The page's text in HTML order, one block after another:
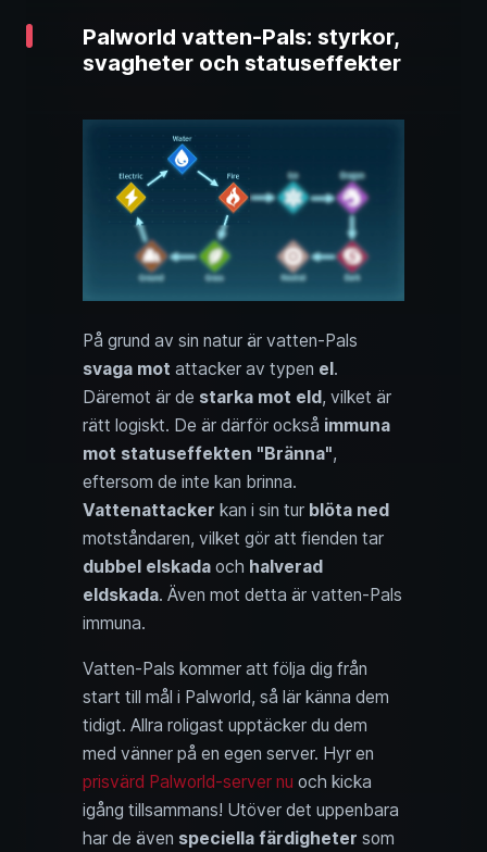
Palworld vatten-Pals: styrkor,
svagheter och statuseffekter
På grund av sin natur är vatten-Pals
svaga mot attacker av typen el.
Däremot är de starka mot eld, vilket är
rätt logiskt. De är därför också immuna
mot statuseffekten "Bränna",
eftersom de inte kan brinna.
Vattenattacker kan i sin tur blöta ned
motståndaren, vilket gör att fienden tar
dubbel elskada och halverad
eldskada. Även mot detta är vatten-Pals
immuna.
Vatten-Pals kommer att följa dig från
start till mål i Palworld, så lär känna dem
tidigt. Allra roligast upptäcker du dem
med vänner på en egen server. Hyr en
prisvärd Palworld-server nu och kicka
igång tillsammans! Utöver det uppenbara
har de även speciella färdigheter som